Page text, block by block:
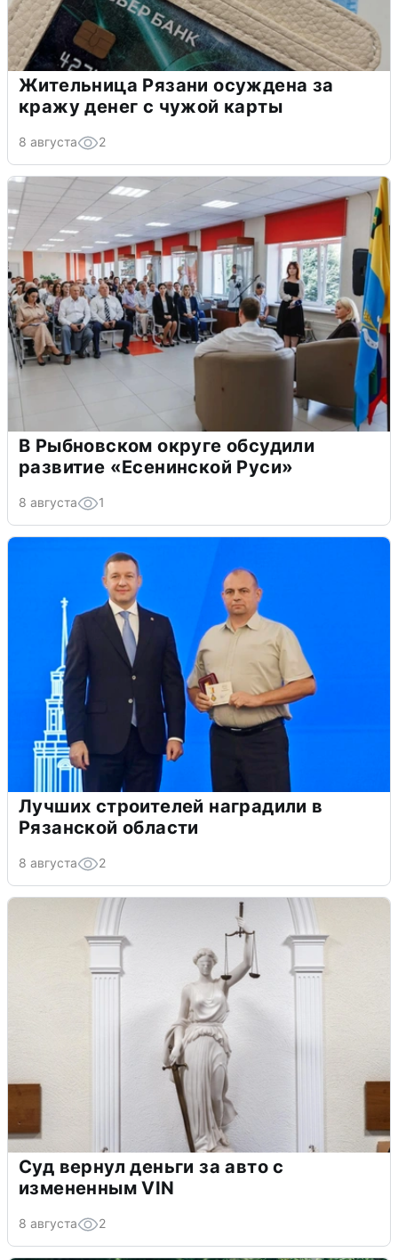
Жительница Рязани осуждена за
кражу денег с чужой карты
8 августа 2
В Рыбновском округе обсудили
развитие «Есенинской Руси»
8 августа 1
Лучших строителей наградили в
Рязанской области
8 августа 2
Суд вернул деньги за авто с
измененным VIN
8 августа 2